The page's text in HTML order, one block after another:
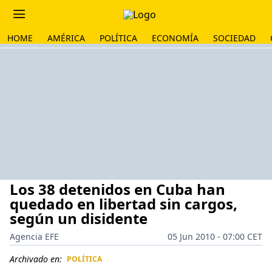
HOME AMÉRICA POLÍTICA ECONOMÍA SOCIEDAD
Los 38 detenidos en Cuba han
quedado en libertad sin cargos,
según un disidente
Agencia EFE
05 Jun 2010 - 07:00 CET
Archivado en: POLÍTICA